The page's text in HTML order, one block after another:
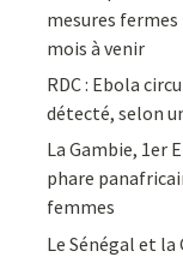
mesures
mois à venir
RDC : Ebola
détecté, selon
La Gambie, 1er
phare
femmes
Le Sénégal et